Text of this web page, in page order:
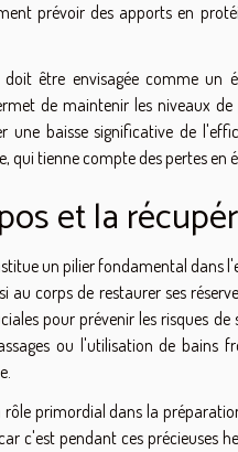
prévoir des apports en
doit être envisagée comme un
de maintenir les niveaux
une baisse significative de
qui tienne compte des pertes
et la
un pilier fondamental dans
corps de restaurer ses
pour prévenir les risques
ou l'utilisation de
rôle primordial dans la
c'est pendant ces précieuses